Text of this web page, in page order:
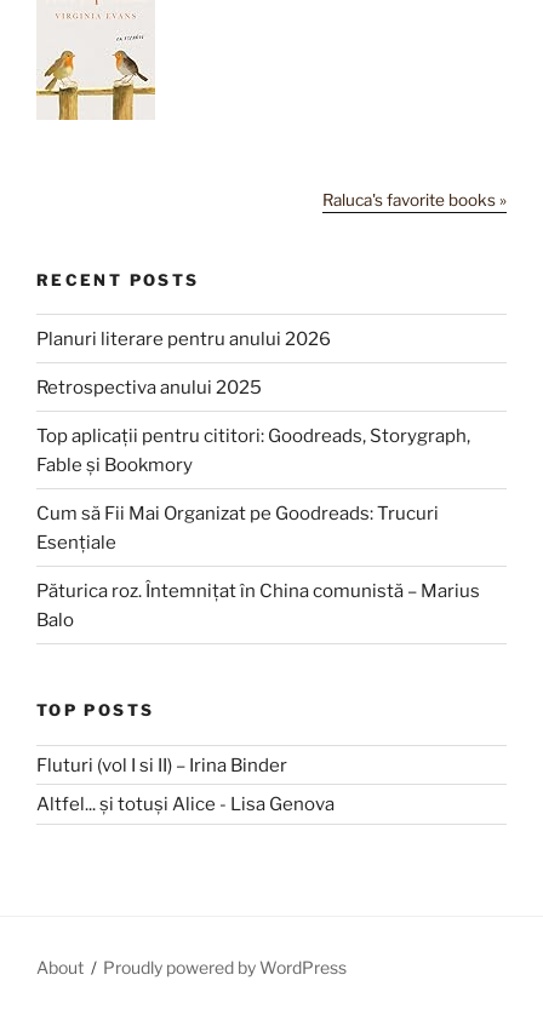
Raluca's favorite books »
RECENT POSTS
Planuri literare pentru anului 2026
Retrospectiva anului 2025
Top aplicații pentru cititori: Goodreads, Storygraph,
Fable și Bookmory
Cum să Fii Mai Organizat pe Goodreads: Trucuri
Esențiale
Păturica roz. Întemnițat în China comunistă – Marius
Balo
TOP POSTS
Fluturi (vol I si II) – Irina Binder
Altfel... și totuși Alice - Lisa Genova
About Proudly powered by WordPress